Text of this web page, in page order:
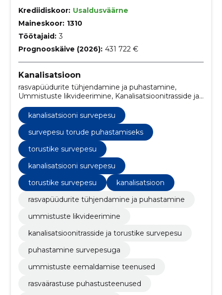
Krediidiskoor: Usaldusväärne
Maineskoor: 1310
Töötajaid: 3
Prognooskäive (2026): 431 722 €
Kanalisatsioon
rasvapüüdurite tühjendamine ja puhastamine,
Ummistuste likvideerimine, Kanalisatsioonitrasside ja
torustike survepesu, puhastamine survepesuga,
ummistuste eemaldamise teenused, rasvaärastuse
puhastusteenused, kanalisatsiooni survepesu,
torustiku survepuhastus,
kõrgsurvepuhastusteenused, hädaolukorra
veetarnimine
kanalisatsiooni survepesu
survepesu torude puhastamiseks
torustike survepesu
kanalisatsiooni survepesu
torustike survepesu
kanalisatsioon
rasvapüüdurite tühjendamine ja puhastamine
ummistuste likvideerimine
kanalisatsioonitrasside ja torustike survepesu
puhastamine survepesuga
ummistuste eemaldamise teenused
rasvaärastuse puhastusteenused